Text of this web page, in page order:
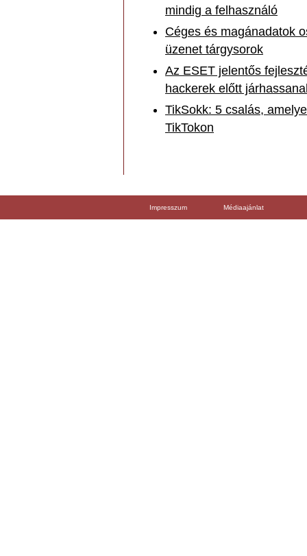
mindig a felhasználó
Céges és magánadatok
üzenet tárgysorok
Az ESET jelentős
hackerek előtt
TikSokk: 5 csalás,
TikTokon
Impresszum Médiaajánlat